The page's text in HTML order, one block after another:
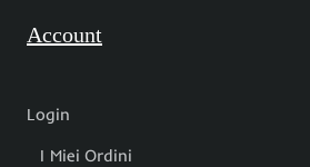
Account
Login
I Miei Ordini